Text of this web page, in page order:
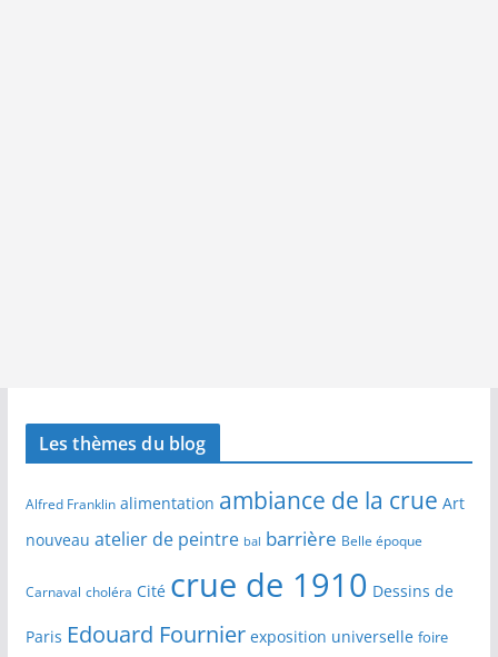
Les thèmes du blog
Alfred Franklin alimentation ambiance de la crue Art
nouveau atelier de peintre bal barrière Belle époque
Carnaval choléra Cité crue de 1910 Dessins de
Paris Edouard Fournier exposition universelle foire